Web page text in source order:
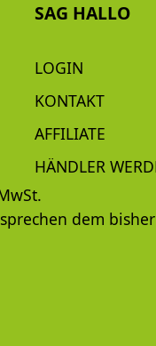
SAG HALLO
LOGIN
KONTAKT
AFFILIATE
HÄNDLER
dem